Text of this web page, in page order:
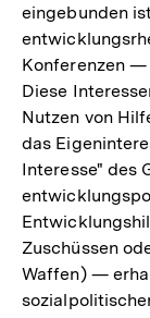
eingebunden
Konferenzen
Diese
Nutzen von
das
Interesse" des
Zuschüssen
Waffen) —